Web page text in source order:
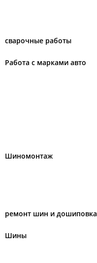
сварочные работы
Работа с марками авто
Шиномонтаж
ремонт шин и дошиповка
Шины